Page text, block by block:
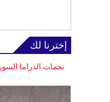
إخترنا لك
نجمات الدراما